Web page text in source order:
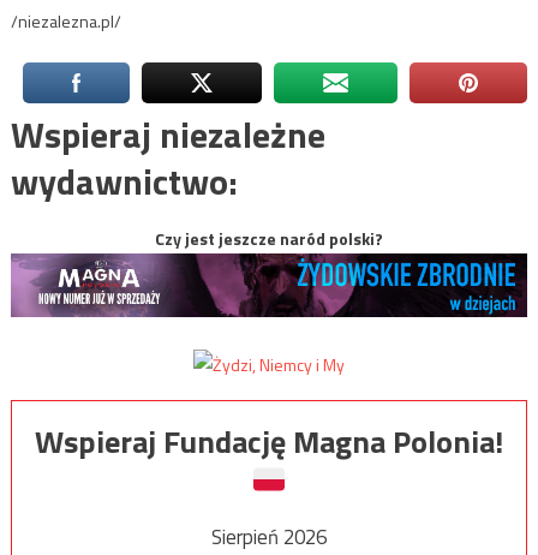
/niezalezna.pl/
Wspieraj niezależne
wydawnictwo:
Czy jest jeszcze naród polski?
Wspieraj Fundację Magna Polonia!
Sierpień 2026